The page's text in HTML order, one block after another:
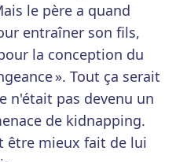
le père a quand
entraîner son fils,
la conception du
». Tout ça serait
n'était pas devenu un
de kidnapping.
être mieux fait de lui